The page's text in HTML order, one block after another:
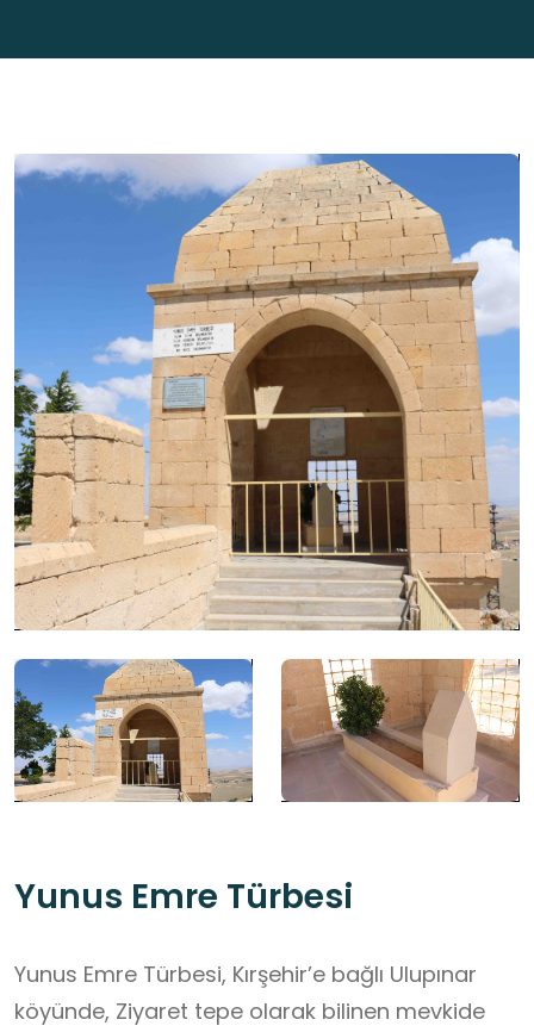
Yunus Emre Türbesi
Yunus Emre Türbesi, Kırşehir’e bağlı Ulupınar
köyünde, Ziyaret tepe olarak bilinen mevkide